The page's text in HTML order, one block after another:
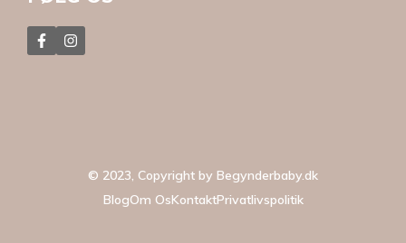
© 2023, Copyright by Begynderbaby.dk
BlogOm OsKontaktPrivatlivspolitik